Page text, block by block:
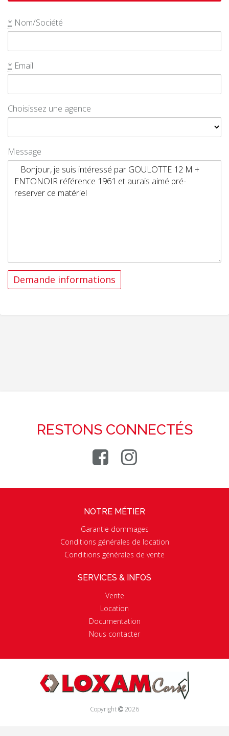
* Nom/Société
* Email
Choisissez une agence
Message
RESTONS CONNECTÉS
NOTRE MÉTIER
Garantie dommages
Conditions générales de location
Conditions générales de vente
SERVICES & INFOS
Vente
Location
Documentation
Nous contacter
Copyright 2026